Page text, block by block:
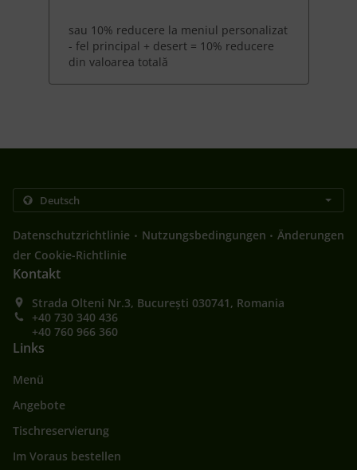
sau 10% reducere la meniul personalizat
- fel principal + desert = 10% reducere
din valoarea totală
Datenschutzrichtlinie . Nutzungsbedingungen . Änderungen
der Cookie-Richtlinie
Kontakt
Strada Olteni Nr.3, București 030741, Romania
+40 730 340 436
+40 760 966 360
Links
Menü
Angebote
Tischreservierung
Im Voraus bestellen